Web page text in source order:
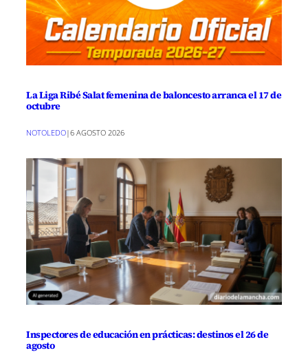
La Liga Ribé Salat femenina de baloncesto arranca el 17 de
octubre
NOTOLEDO|6 AGOSTO 2026
Inspectores de educación en prácticas: destinos el 26 de
agosto